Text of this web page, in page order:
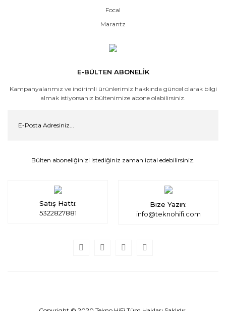
Focal
Marantz
E-BÜLTEN ABONELİK
Kampanyalarımız ve indirimli ürünlerimiz hakkında güncel olarak bilgi
almak istiyorsanız bültenimize abone olabilirsiniz.
Bülten aboneliğinizi istediğiniz zaman iptal edebilirsiniz.
Satış Hattı:
5322827881
Bize Yazın:
info@teknohifi.com